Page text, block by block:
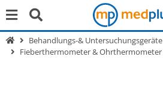
Behandlungs-& Untersuchungsgeräte
Fieberthermometer & Ohrthermometer